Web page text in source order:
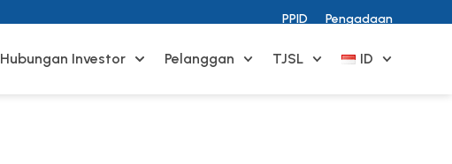
PPID Pengadaan
Hubungan Investor Pelanggan TJSL ID